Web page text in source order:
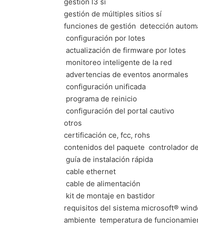
gestión de múltiples sitios sí
funciones de gestión  detección
 configuración por lotes
 actualización de firmware por lotes
 monitoreo inteligente de la red
 advertencias de eventos anormales
 configuración unificada
 programa de reinicio
 configuración del portal cautivo
otros
certificación ce, fcc, rohs
contenidos del paquete  controlador
 guía de instalación rápida
 cable ethernet
 cable de alimentación
 kit de montaje en bastidor
requisitos del sistema microsoft®
ambiente  temperatura de